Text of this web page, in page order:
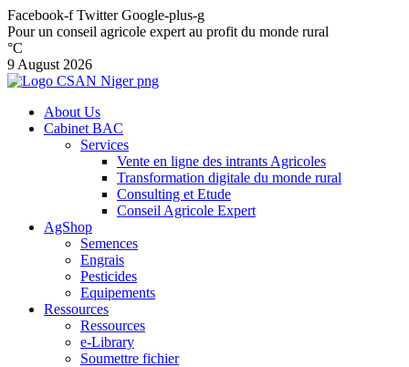
Facebook-f Twitter Google-plus-g
Pour un conseil agricole expert au profit du monde rural
°C
9 August 2026
About Us
Cabinet BAC
Services
Vente en ligne des intrants Agricoles
Transformation digitale du monde rural
Consulting et Etude
Conseil Agricole Expert
AgShop
Semences
Engrais
Pesticides
Equipements
Ressources
Ressources
e-Library
Soumettre fichier